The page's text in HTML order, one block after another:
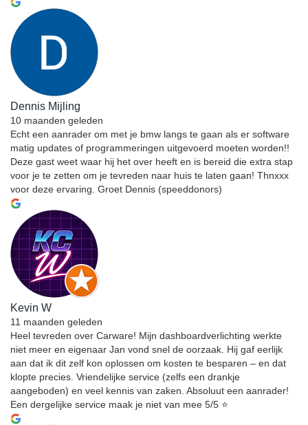
Dennis Mijling
10 maanden geleden
Echt een aanrader om met je bmw langs te gaan als er software
matig updates of programmeringen uitgevoerd moeten worden!!
Deze gast weet waar hij het over heeft en is bereid die extra stap
voor je te zetten om je tevreden naar huis te laten gaan! Thnxxx
voor deze ervaring. Groet Dennis (speeddonors)
Kevin W
11 maanden geleden
Heel tevreden over Carware! Mijn dashboardverlichting werkte
niet meer en eigenaar Jan vond snel de oorzaak. Hij gaf eerlijk
aan dat ik dit zelf kon oplossen om kosten te besparen – en dat
klopte precies. Vriendelijke service (zelfs een drankje
aangeboden) en veel kennis van zaken. Absoluut een aanrader!
Een dergelijke service maak je niet van mee 5/5 ⭐️